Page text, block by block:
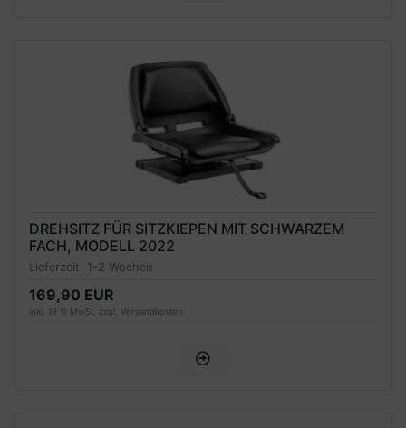
DREHSITZ FÜR SITZKIEPEN MIT SCHWARZEM
FACH, MODELL 2022
Lieferzeit: 1-2 Wochen
169,90 EUR
inkl. 19 % MwSt. zzgl. Versandkosten